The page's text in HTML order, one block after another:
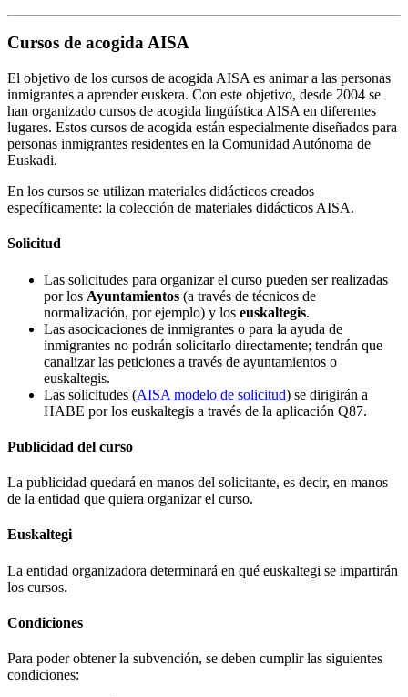
Cursos de acogida AISA
El objetivo de los cursos de acogida AISA es animar a las personas
inmigrantes a aprender euskera. Con este objetivo, desde 2004 se
han organizado cursos de acogida lingüística AISA en diferentes
lugares. Estos cursos de acogida están especialmente diseñados para
personas inmigrantes residentes en la Comunidad Autónoma de
Euskadi.
En los cursos se utilizan materiales didácticos creados
específicamente: la colección de materiales didácticos AISA.
Solicitud
Las solicitudes para organizar el curso pueden ser realizadas
por los Ayuntamientos (a través de técnicos de
normalización, por ejemplo) y los euskaltegis.
Las asocicaciones de inmigrantes o para la ayuda de
inmigrantes no podrán solicitarlo directamente; tendrán que
canalizar las peticiones a través de ayuntamientos o
euskaltegis.
Las solicitudes (AISA modelo de solicitud) se dirigirán a
HABE por los euskaltegis a través de la aplicación Q87.
Publicidad del curso
La publicidad quedará en manos del solicitante, es decir, en manos
de la entidad que quiera organizar el curso.
Euskaltegi
La entidad organizadora determinará en qué euskaltegi se impartirán
los cursos.
Condiciones
Para poder obtener la subvención, se deben cumplir las siguientes
condiciones: